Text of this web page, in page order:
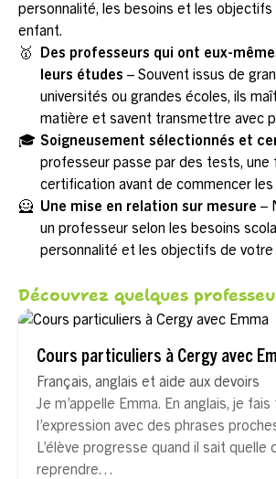
personnalité, les besoins et les objectifs
enfant.
🥇
Des professeurs qui ont eux-
leurs études – Souvent issus de
universités ou grandes écoles, ils
matière et savent transmettre avec
🎓 Soigneusement sélectionnés et
professeur passe par des tests, une
certification avant de commencer les
🦸 Une mise en relation sur mesure –
un professeur selon les besoins
personnalité et les objectifs de votre
Découvrez quelques
Cours particuliers à Cergy avec
Français, anglais et aide aux devoirs
Je m’appelle Emma. En anglais, je fais
l’expression avec des phrases
L’élève progresse quand il sait quelle
reprendre…